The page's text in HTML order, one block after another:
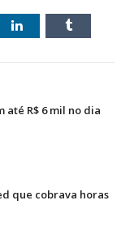
R$ 6 mil no dia
que cobrava horas